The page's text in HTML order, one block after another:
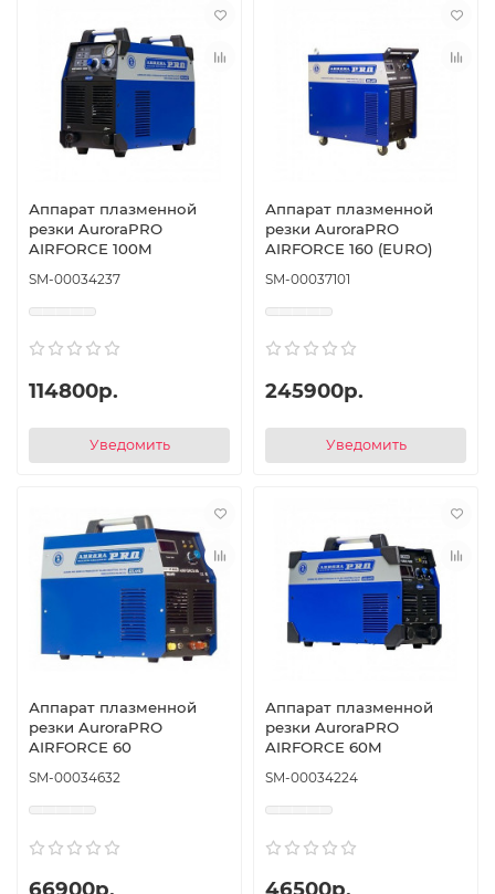
Аппарат плазменной
резки AuroraPRO
AIRFORCE 100M
SM-00034237
114800р.
Уведомить
Аппарат плазменной
резки AuroraPRO
AIRFORCE 160 (EURO)
SM-00037101
245900р.
Уведомить
Аппарат плазменной
резки AuroraPRO
AIRFORCE 60
SM-00034632
Аппарат плазменной
резки AuroraPRO
AIRFORCE 60M
SM-00034224